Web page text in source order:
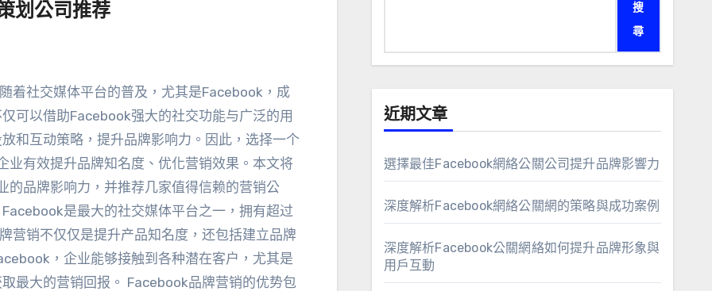
划公司推荐
着社交媒体平台的普及 ，尤其是Facebook， 成
可以借助Facebook强大的社交功能与广泛的用
和互动策略 ， 提升品牌影响力 。因此， 选择一个
业有效提升品牌知名度 、 优化营销效果 。 本文将
的品牌影响力 ， 并推荐几家值得信赖的营销公
Facebook是最大的社交媒体平台之一 ， 拥有超过
营销不仅仅是提升产品知名度 ， 还包括建立品牌
， 企业能够接触到各种潜在客户 ， 尤其是
最大的营销回报 。 Facebook品牌营销的优势包
搜
尋
近期文章
選擇最佳Facebook網絡公關公司提升品牌影響力
深度解析Facebook網絡公關網的策略與成功案例
深度解析Facebook公關網絡如何提升品牌形象與
用戶互動